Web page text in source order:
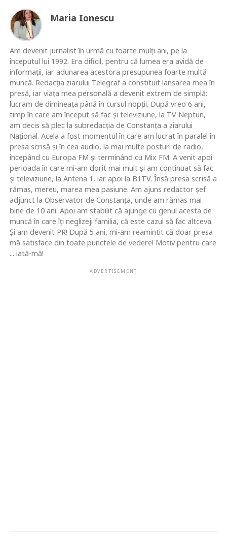
Maria Ionescu
Am devenit jurnalist în urmă cu foarte mulţi ani, pe la
începutul lui 1992. Era dificil, pentru că lumea era avidă de
informaţii, iar adunarea acestora presupunea foarte multă
muncă. Redacţia ziarului Telegraf a constituit lansarea mea în
presă, iar viaţa mea personală a devenit extrem de simplă:
lucram de dimineaţa până în cursul nopţii. După vreo 6 ani,
timp în care am început să fac şi televiziune, la TV Neptun,
am decis să plec la subredacţia de Constanţa a ziarului
Naţional. Acela a fost momentul în care am lucrat în paralel în
presa scrisă şi în cea audio, la mai multe posturi de radio,
începând cu Europa FM şi terminând cu Mix FM. A venit apoi
perioada în care mi-am dorit mai mult şi am continuat să fac
şi televiziune, la Antena 1, iar apoi la B1TV. Însă presa scrisă a
rămas, mereu, marea mea pasiune. Am ajuns redactor şef
adjunct la Observator de Constanţa, unde am rămas mai
bine de 10 ani. Apoi am stabilit că ajunge cu genul acesta de
muncă în care îţi neglizeji familia, că este cazul să fac altceva.
Şi am devenit PR! După 5 ani, mi-am reamintit că doar presa
mă satisface din toate punctele de vedere! Motiv pentru care
... iată-mă!
ADVERTISEMENT